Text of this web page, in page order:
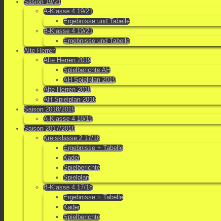
Sasion 19/21
A-Klasse 4 19/21
Ergebnisse und Tabelle
B-Klasse 4 19/21
Ergebnisse und Tabelle
Alte Herren
Alte Herren 2019
Spielberichte AH
AH Spielplan 2019
Alte Herren 2018
AH Spielplan 2016
Saison 2018/2019
A-Klasse 4 18/19
Saison 2017/2018
Kreisklasse 2 17/18
Ergebnisse + Tabelle
Kader
Spielberichte
Spielplan
B-Klasse 4 17/18
Ergebnisse + Tabelle
Kader
Spielberichte